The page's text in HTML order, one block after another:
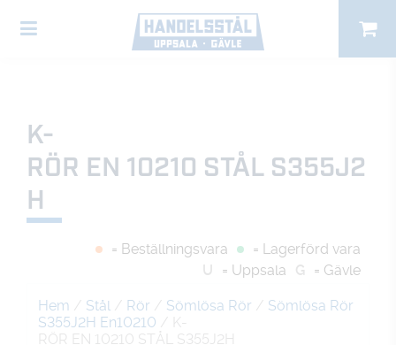
K-
RÖR EN 10210 STÅL S355J2
H
= Beställningsvara
= Lagerförd vara
U
= Uppsala G = Gävle
Hem / Stål / Rör / Sömlösa Rör / Sömlösa Rör
S355J2H En10210 / K-
RÖR EN 10210 STÅL S355J2H